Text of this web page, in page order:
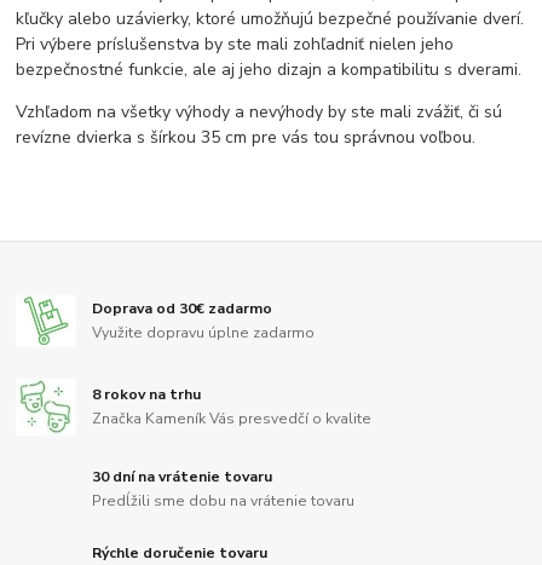
kľučky alebo uzávierky, ktoré umožňujú bezpečné používanie dverí.
Pri výbere príslušenstva by ste mali zohľadniť nielen jeho
bezpečnostné funkcie, ale aj jeho dizajn a kompatibilitu s dverami.
Vzhľadom na všetky výhody a nevýhody by ste mali zvážiť, či sú
revízne dvierka s šírkou 35 cm pre vás tou správnou voľbou.
Doprava od 30€ zadarmo
Využite dopravu úplne zadarmo
8 rokov na trhu
Značka Kameník Vás presvedčí o kvalite
30 dní na vrátenie tovaru
Predĺžili sme dobu na vrátenie tovaru
Rýchle doručenie tovaru